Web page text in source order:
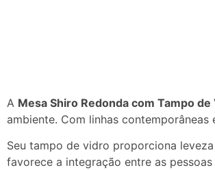
A Mesa Shiro Redonda com Tampo de
ambiente. Com linhas
Seu tampo de vidro proporciona
favorece a integração entre as